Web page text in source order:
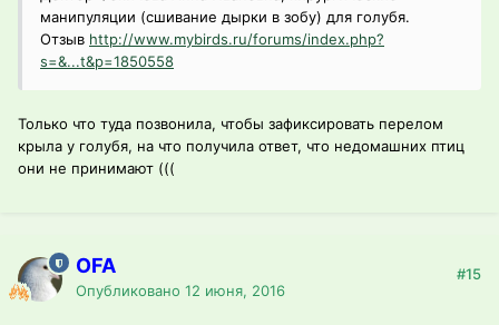
манипуляции (сшивание дырки в зобу) для голубя.
Отзыв http://www.mybirds.ru/forums/index.php?
s=&...t&p=1850558
Только что туда позвонила, чтобы зафиксировать перелом
крыла у голубя, на что получила ответ, что недомашних птиц
они не принимают (((
OFA
Опубликовано 12 июня, 2016
#15